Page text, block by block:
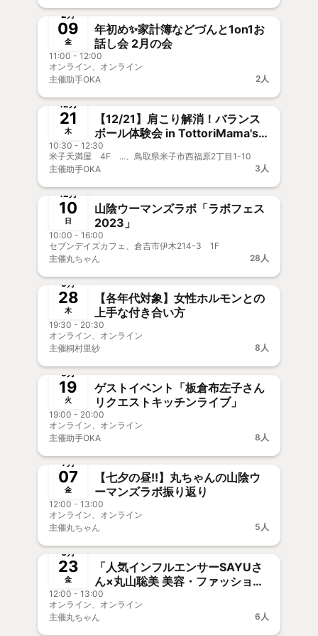
2月
09
金
年初め✨家計簿などづんと1on1お
話し会 2月の会
11:00 - 12:00
オンライン、オンライン
主催助手OKA 2人
終了
12月
21
木
【12/21】肩こり解消！バランス
ボール体験会 in TottoriMama's
OPENDAY
10:30 - 12:30
米子天満屋 4F ...、鳥取県米子市西福原2丁目1-10
主催助手OKA 3人
終了
12月
10
日
山陰ウーマンズラボ「ラボフェス
2023」
10:00 - 16:00
セブンデイズカフェ、倉吉市伊木214-3 1F
主催丸ちゃん 28人
終了
9月
28
木
【各年代対象】女性ホルモンとの
上手な付き合い方
19:30 - 20:30
オンライン、オンライン
主催桐村里紗 8人
終了
9月
19
火
ゲストイベント「板倉布左子さん
リクエストキッチンライブ」
19:00 - 20:00
オンライン、オンライン
主催助手OKA 8人
終了
7月
07
金
【七夕の昼!!】丸ちゃんの山陰ウ
ーマンズラボ振り返り
12:00 - 13:00
オンライン、オンライン
主催丸ちゃん 5人
終了
6月
23
金
「人気インフルエンサーSAYUさ
ん×丸山聡美 美容・ファッショ
ン・ライフスタイル」独占オンラ
イントーク配信！
12:00 - 13:00
オンライン、オンライン
主催丸ちゃん 6人
終了